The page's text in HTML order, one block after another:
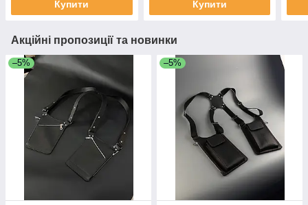
Купити Купити
Акційні пропозиції та новинки
–5% –5%